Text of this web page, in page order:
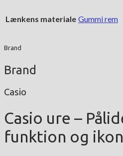
Lænkens materiale Gummi rem
Brand
Brand
Casio
Casio ure –
funktion og